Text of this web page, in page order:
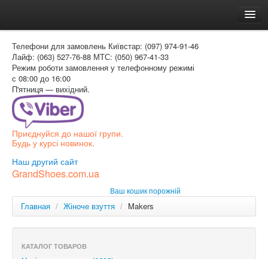
Доставка и оплата
Как заказать
Контакти
Таблиця розмірів
Вхід для покупця
РОС
Телефони для замовлень Київстар: (097) 974-91-46
Лайф: (063) 527-76-88 МТС: (050) 967-41-33
Режим роботи замовлення у телефонному режимі
с 08:00 до 16:00
П'ятниця — вихідний.
Приєднуйся до нашої групи.
Будь у курсі новинок.
Наш другий сайт
GrandShoes.com.ua
Ваш кошик порожній
Главная / Жіноче взуття / Makers
КАТАЛОГ ТОВАРОВ